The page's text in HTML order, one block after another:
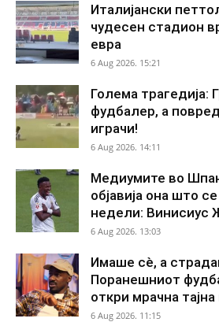
Италијански
чудесен стадион
евра
6 Aug 2026. 15:21
Голема трагедија:
фудбалер, а
играчи!
6 Aug 2026. 14:11
Медиумите во
објавија она што
недели: Винисиус
6 Aug 2026. 13:03
Имаше сè, а
Поранешниот
откри мрачна тајна
6 Aug 2026. 11:15